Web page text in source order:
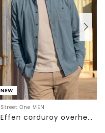
NEW
Street One MEN
Effen corduroy overhemd met lange mouwen